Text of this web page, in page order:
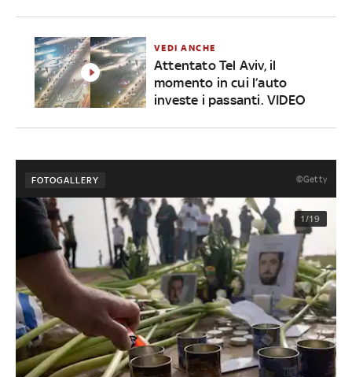
VEDI ANCHE
Attentato Tel Aviv, il
momento in cui l’auto
investe i passanti. VIDEO
FOTOGALLERY ©Getty
1/19